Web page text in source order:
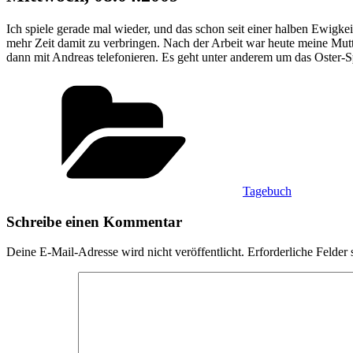
Ich spiele gerade mal wieder, und das schon seit einer halben
mehr Zeit damit zu verbringen. Nach der Arbeit war heute meine
dann mit Andreas telefonieren. Es geht unter anderem um das
Tagebuch
Schreibe einen Kommentar
Deine E-Mail-Adresse wird nicht veröffentlicht. Erforderliche Felder